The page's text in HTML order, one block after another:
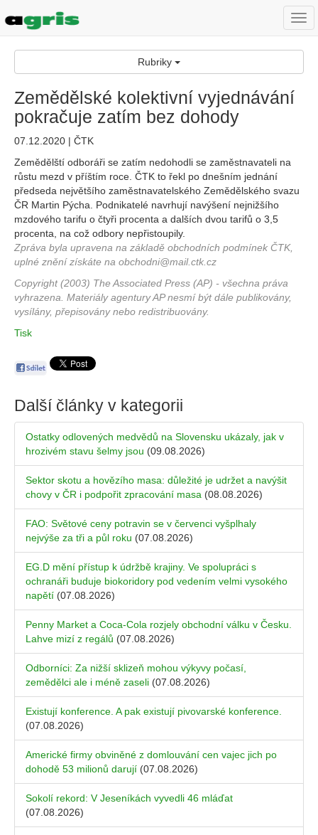
Rubriky
Zemědělské kolektivní vyjednávání
pokračuje zatím bez dohody
07.12.2020 | ČTK
Zemědělští odboráři se zatím nedohodli se zaměstnavateli na
růstu mezd v příštím roce. ČTK to řekl po dnešním jednání
předseda největšího zaměstnavatelského Zemědělského svazu
ČR Martin Pýcha. Podnikatelé navrhují navýšení nejnižšího
mzdového tarifu o čtyři procenta a dalších dvou tarifů o 3,5
procenta, na což odbory nepřistoupily.
Zpráva byla upravena na základě obchodních podmínek ČTK,
uplné znění získáte na obchodni@mail.ctk.cz
Copyright (2003) The Associated Press (AP) - všechna práva
vyhrazena. Materiály agentury AP nesmí být dále publikovány,
vysílány, přepisovány nebo redistribuovány.
Tisk
Další články v kategorii
Ostatky odlovených medvědů na Slovensku ukázaly, jak v
hrozivém stavu šelmy jsou (09.08.2026)
Sektor skotu a hovězího masa: důležité je udržet a navýšit
chovy v ČR i podpořit zpracování masa (08.08.2026)
FAO: Světové ceny potravin se v červenci vyšplhaly
nejvýše za tři a půl roku (07.08.2026)
EG.D mění přístup k údržbě krajiny. Ve spolupráci s
ochranáři buduje biokoridory pod vedením velmi vysokého
napětí (07.08.2026)
Penny Market a Coca-Cola rozjely obchodní válku v Česku.
Lahve mizí z regálů (07.08.2026)
Odborníci: Za nižší sklizeň mohou výkyvy počasí,
zemědělci ale i méně zaseli (07.08.2026)
Existují konference. A pak existují pivovarské konference.
(07.08.2026)
Americké firmy obviněné z domlouvání cen vajec jich po
dohodě 53 milionů darují (07.08.2026)
Sokolí rekord: V Jeseníkách vyvedli 46 mláďat
(07.08.2026)